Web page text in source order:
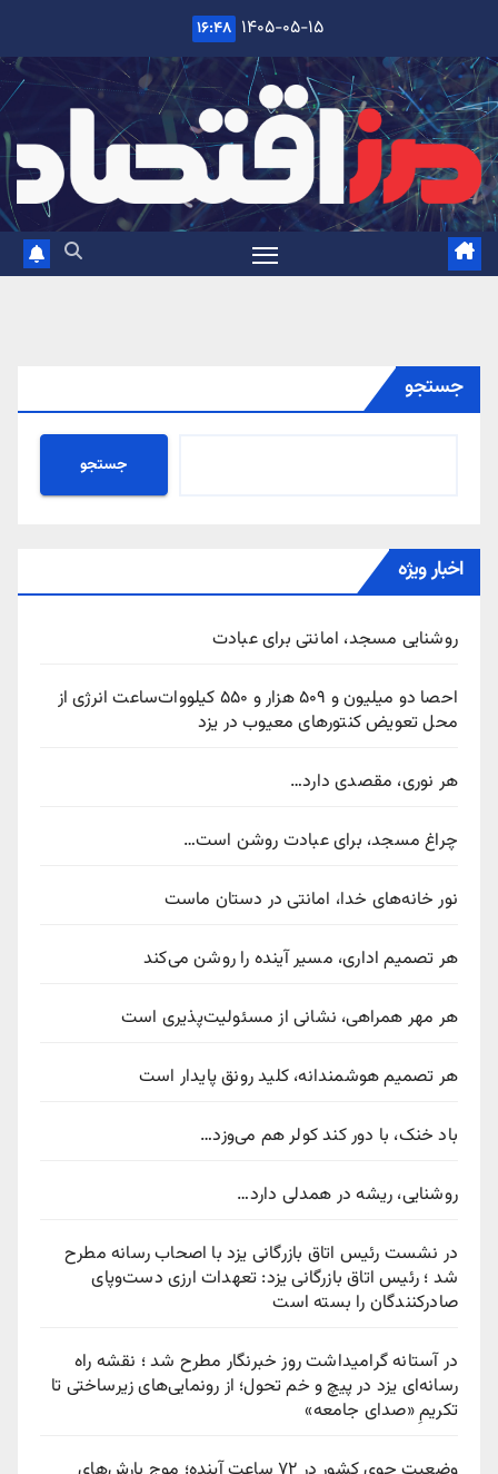
content
۱۴۰۵-۰۵-۱۵ ۱۶:۴۸
جستجو
جستجو
اخبار ویژه
روشنایی مسجد، امانتی برای عبادت
احصا دو میلیون و ۵۰۹ هزار و ۵۵۰ کیلووات‌ساعت انرژی از
محل تعویض کنتورهای معیوب در یزد
هر نوری، مقصدی دارد…
چراغ مسجد، برای عبادت روشن است…
نور خانه‌های خدا، امانتی در دستان ماست
هر تصمیم اداری، مسیر آینده را روشن می‌کند
هر مهر همراهی، نشانی از مسئولیت‌پذیری است
هر تصمیم هوشمندانه، کلید رونق پایدار است
باد خنک، با دور کند کولر هم می‌وزد…
روشنایی، ریشه در همدلی دارد…
در نشست رئیس اتاق بازرگانی یزد با اصحاب رسانه مطرح
شد ؛ رئیس اتاق بازرگانی یزد: تعهدات ارزی دست‌وپای
صادرکنندگان را بسته است
در آستانه گرامیداشت روز خبرنگار مطرح شد ؛ نقشه راه
رسانه‌ای یزد در پیچ‌ و خم تحول؛ از رونمایی‌های زیرساختی تا
تکریمِ «صدای جامعه»